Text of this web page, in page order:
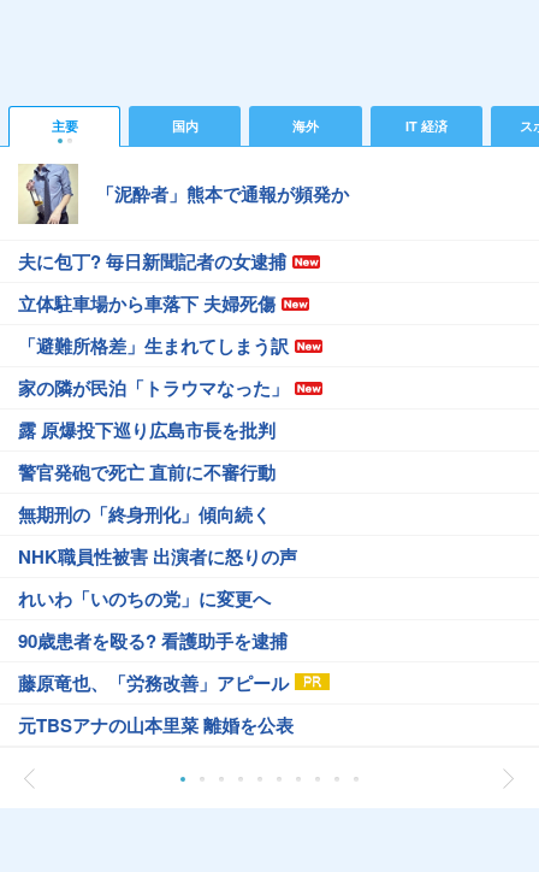
主要 国内 海外 IT 経済 ス
「泥酔者」熊本で通報が頻発か
夫に包丁? 毎日新聞記者の女逮捕
立体駐車場から車落下 夫婦死傷
「避難所格差」生まれてしまう訳
家の隣が民泊「トラウマなった」
露 原爆投下巡り広島市長を批判
警官発砲で死亡 直前に不審行動
無期刑の「終身刑化」傾向続く
NHK職員性被害 出演者に怒りの声
れいわ「いのちの党」に変更へ
90歳患者を殴る? 看護助手を逮捕
藤原竜也、「労務改善」アピール
元TBSアナの山本里菜 離婚を公表